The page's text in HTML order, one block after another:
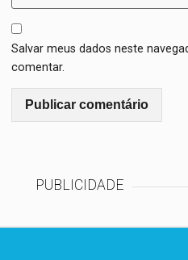
Salvar meus dados neste
comentar.
PUBLICIDADE